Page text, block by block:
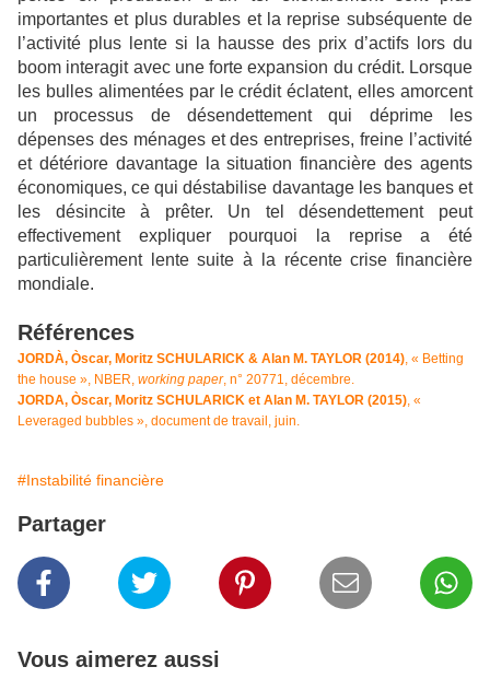
importantes et plus durables et la reprise subséquente de
l’activité plus lente si la hausse des prix d’actifs lors du
boom interagit avec une forte expansion du crédit. Lorsque
les bulles alimentées par le crédit éclatent, elles amorcent
un processus de désendettement qui déprime les
dépenses des ménages et des entreprises, freine l’activité
et détériore davantage la situation financière des agents
économiques, ce qui déstabilise davantage les banques et
les désincite à prêter. Un tel désendettement peut
effectivement expliquer pourquoi la reprise a été
particulièrement lente suite à la récente crise financière
mondiale.
Références
JORDÀ, Òscar, Moritz SCHULARICK & Alan M. TAYLOR (2014), « Betting
the house », NBER, working paper, n° 20771, décembre.
JORDA, Òscar, Moritz SCHULARICK et Alan M. TAYLOR (2015), «
Leveraged bubbles », document de travail, juin.
#Instabilité financière
Partager
Vous aimerez aussi